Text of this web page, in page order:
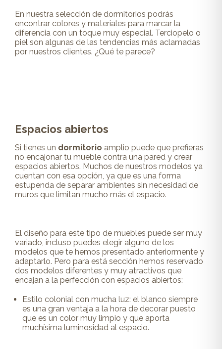
En nuestra selección de dormitorios podrás
encontrar colores y materiales para marcar la
diferencia con un toque muy especial. Terciopelo o
piel son algunas de las tendencias más aclamadas
por nuestros clientes. ¿Qué te parece?
Espacios abiertos
Si tienes un dormitorio amplio puede que prefieras
no encajonar tu mueble contra una pared y crear
espacios abiertos. Muchos de nuestros modelos ya
cuentan con esa opción, ya que es una forma
estupenda de separar ambientes sin necesidad de
muros que limitan mucho más el espacio.
El diseño para este tipo de muebles puede ser muy
variado, incluso puedes elegir alguno de los
modelos que te hemos presentado anteriormente y
adaptarlo. Pero para está sección hemos reservado
dos modelos diferentes y muy atractivos que
encajan a la perfección con espacios abiertos:
Estilo colonial con mucha luz: el blanco siempre
es una gran ventaja a la hora de decorar puesto
que es un color muy limpio y que aporta
muchísima luminosidad al espacio.